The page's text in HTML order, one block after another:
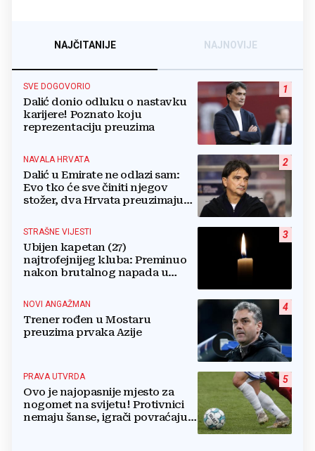
NAJČITANIJE NAJNOVIJE
1
SVE DOGOVORIO
Dalić donio odluku o nastavku
karijere! Poznato koju
reprezentaciju preuzima
2
NAVALA HRVATA
Dalić u Emirate ne odlazi sam:
Evo tko će sve činiti njegov
stožer, dva Hrvata preuzimaju
3
STRAŠNE VIJESTI
Ubijen kapetan (27)
najtrofejnijeg kluba: Preminuo
nakon brutalnog napada u
4
NOVI ANGAŽMAN
Trener rođen u Mostaru
preuzima prvaka Azije
5
PRAVA UTVRDA
Ovo je najopasnije mjesto za
nogomet na svijetu! Protivnici
nemaju šanse, igrači povraćaju,